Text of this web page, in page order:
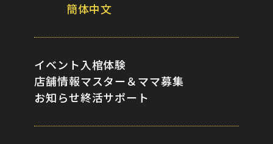
簡体中文
イベント
店舗情報
お知らせ
入棺体験
マスター＆ママ募集
終活サポート